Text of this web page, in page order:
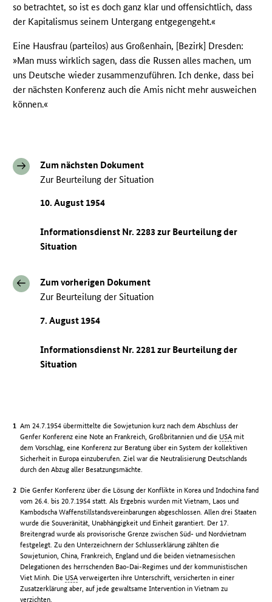
so betrachtet, so ist es doch ganz klar und offensichtlich, dass
der Kapitalismus seinem Untergang entgegengeht.«
Eine Hausfrau (parteilos) aus Großenhain, [Bezirk] Dresden:
»Man muss wirklich sagen, dass die Russen alles machen, um
uns Deutsche wieder zusammenzuführen. Ich denke, dass bei
der nächsten Konferenz auch die Amis nicht mehr ausweichen
können.«
Zum nächsten Dokument
Zur Beurteilung der Situation
10. August 1954
Informationsdienst Nr. 2283 zur Beurteilung der
Situation
Zum vorherigen Dokument
Zur Beurteilung der Situation
7. August 1954
Informationsdienst Nr. 2281 zur Beurteilung der
Situation
Am 24.7.1954 übermittelte die Sowjetunion kurz nach dem Abschluss der
Genfer Konferenz eine Note an Frankreich, Großbritannien und die USA mit
dem Vorschlag, eine Konferenz zur Beratung über ein System der kollektiven
Sicherheit in Europa einzuberufen. Ziel war die Neutralisierung Deutschlands
durch den Abzug aller Besatzungsmächte.
Die Genfer Konferenz über die Lösung der Konflikte in Korea und Indochina fand
vom 26.4. bis 20.7.1954 statt. Als Ergebnis wurden mit Vietnam, Laos und
Kambodscha Waffenstillstandsvereinbarungen abgeschlossen. Allen drei Staaten
wurde die Souveränität, Unabhängigkeit und Einheit garantiert. Der 17.
Breitengrad wurde als provisorische Grenze zwischen Süd- und Nordvietnam
festgelegt. Zu den Unterzeichnern der Schlusserklärung zählten die
Sowjetunion, China, Frankreich, England und die beiden vietnamesischen
Delegationen des herrschenden Bao-Dai-Regimes und der kommunistischen
Viet Minh. Die USA verweigerten ihre Unterschrift, versicherten in einer
Zusatzerklärung aber, auf jede gewaltsame Intervention in Vietnam zu
verzichten.